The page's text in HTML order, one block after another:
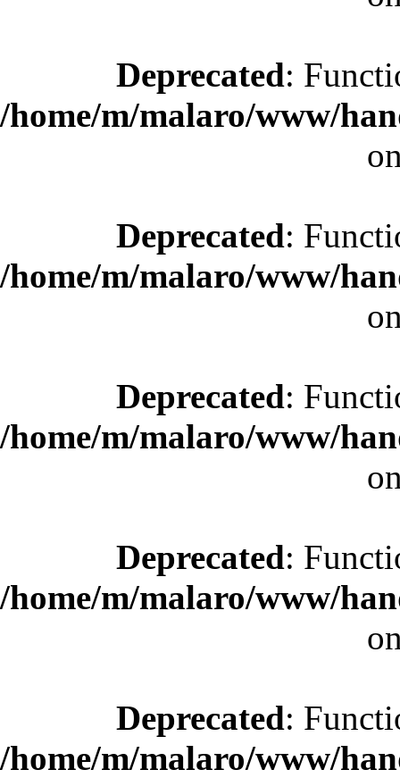
Deprecated:
/home/m/malaro/www/
Deprecated:
/home/m/malaro/www/
Deprecated:
/home/m/malaro/www/
Deprecated:
/home/m/malaro/www/
Deprecated:
/home/m/malaro/www/